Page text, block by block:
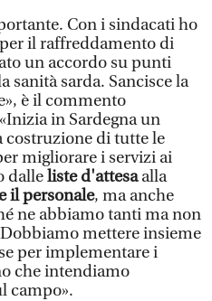
Con i sindacati ho
il raffreddamento di
un accordo su punti
sanità sarda. Sancisce la
è il commento
in Sardegna un
costruzione di tutte le
migliorare i servizi ai
dalleliste d'attesaalla
il personale, ma anche
ne abbiamo tanti ma non
mettere insieme
per implementare i
che intendiamo
campo».